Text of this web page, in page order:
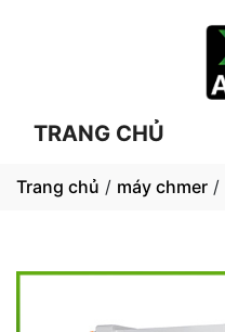
TRANG CHỦ
Trang chủ / máy chmer /